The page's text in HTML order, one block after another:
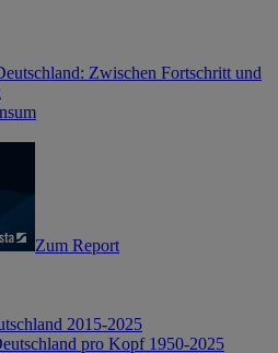
Zwischen Fortschritt und
Zum Report
2015-2025
pro Kopf 1950-2025